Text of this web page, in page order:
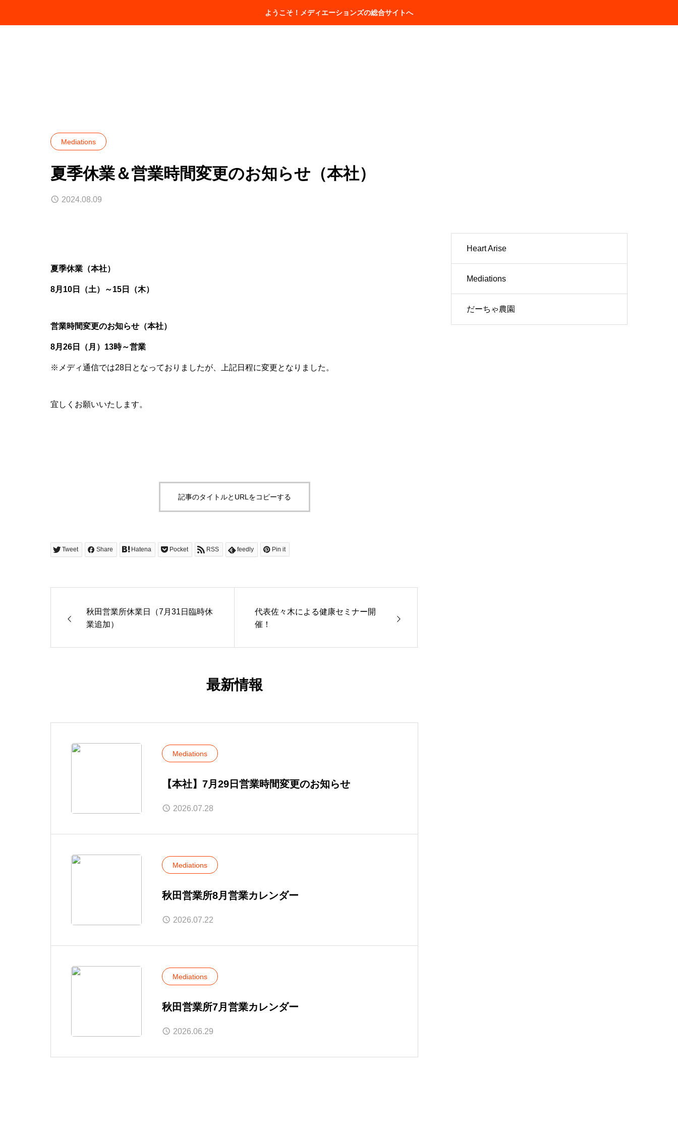
ようこそ！メディエーションズの総合サイトへ
Mediations
夏季休業＆営業時間変更のお知らせ（本社）
2024.08.09
夏季休業（本社）
8月10日（土）～15日（木）
営業時間変更のお知らせ（本社）
8月26日（月）13時～営業
※メディ通信では28日となっておりましたが、上記日程に変更となりました。
宜しくお願いいたします。
記事のタイトルとURLをコピーする
Tweet Share Hatena Pocket RSS feedly Pin it
秋田営業所休業日（7月31日臨時休
業追加）
代表佐々木による健康セミナー開
催！
最新情報
Mediations
【本社】7月29日営業時間変更のお知らせ
2026.07.28
Mediations
秋田営業所8月営業カレンダー
2026.07.22
Mediations
秋田営業所7月営業カレンダー
2026.06.29
Heart Arise
Mediations
だーちゃ農園